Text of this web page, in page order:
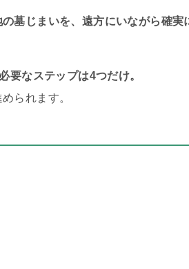
墓じまいを、遠方にいながら確実
必要なステップは4つだけ。
られます。